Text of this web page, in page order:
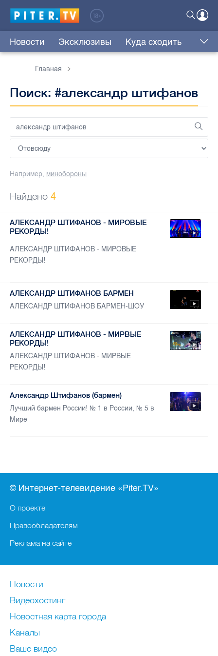
Новости Эксклюзивы Куда сходить
Главная
Поиск: #александр штифанов
Например, минобороны
Найдено 4
АЛЕКСАНДР ШТИФАНОВ - МИРОВЫЕ
РЕКОРДЫ!
АЛЕКСАНДР ШТИФАНОВ - МИРОВЫЕ
РЕКОРДЫ!
АЛЕКСАНДР ШТИФАНОВ БАРМЕН
АЛЕКСАНДР ШТИФАНОВ БАРМЕН-ШОУ
АЛЕКСАНДР ШТИФАНОВ - МИРВЫЕ
РЕКОРДЫ!
АЛЕКСАНДР ШТИФАНОВ - МИРВЫЕ
РЕКОРДЫ!
Александр Штифанов (бармен)
Лучший бармен России! № 1 в России, № 5 в
Мире
© Интернет-телевидение «Piter.TV»
О проекте
Правообладателям
Реклама на сайте
Новости
Видеохостинг
Новостная карта города
Каналы
Ваше видео